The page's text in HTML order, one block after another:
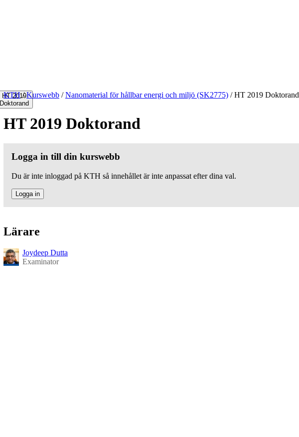
HT 2019
Doktorand
KTH / Kurswebb / Nanomaterial för hållbar energi och miljö (SK2775) /HT 2019 Doktorand
HT 2019 Doktorand
Logga in till din kurswebb
Du är inte inloggad på KTH så innehållet är inte anpassat efter dina val.
Logga in
Lärare
Joydeep Dutta
Examinator